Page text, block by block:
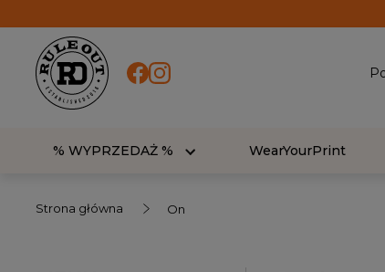
% WYPRZEDAŻ % WearYourPrint
Strona główna On